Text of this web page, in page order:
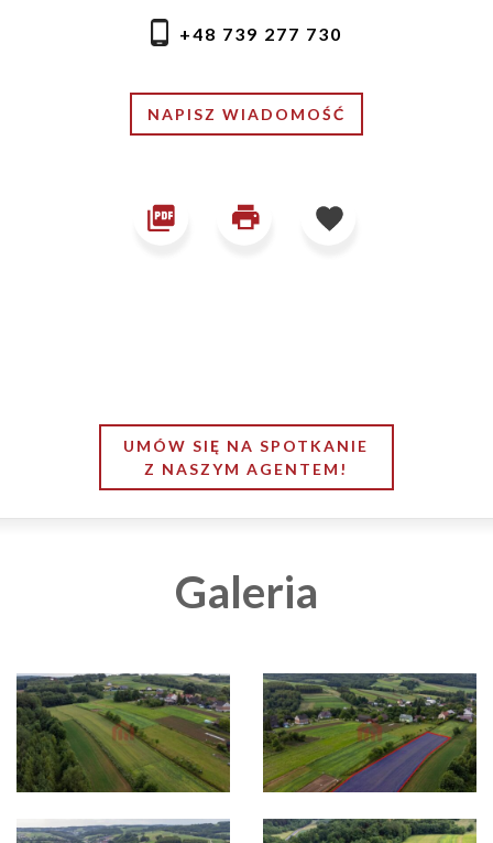
+48 739 277 730
NAPISZ WIADOMOŚĆ
UMÓW SIĘ NA SPOTKANIE
Z NASZYM AGENTEM!
Galeria